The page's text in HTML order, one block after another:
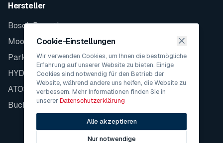
Hersteller
Bosch Rexroth
Moog
Parker
HYDAC
ATOS
Bucher
Cookie-Einstellungen
Wir verwenden Cookies, um Ihnen die bestmögliche
Erfahrung auf unserer Website zu bieten. Einige
Cookies sind notwendig für den Betrieb der
Website, während andere uns helfen, die Website zu
verbessern. Mehr Informationen finden Sie in
unsererDatenschutzerklärung
Alle akzeptieren
Nur notwendige